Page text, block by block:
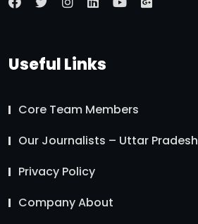
Useful Links
Core Team Members
Our Journalists – Uttar Pradesh
Privacy Policy
Company About